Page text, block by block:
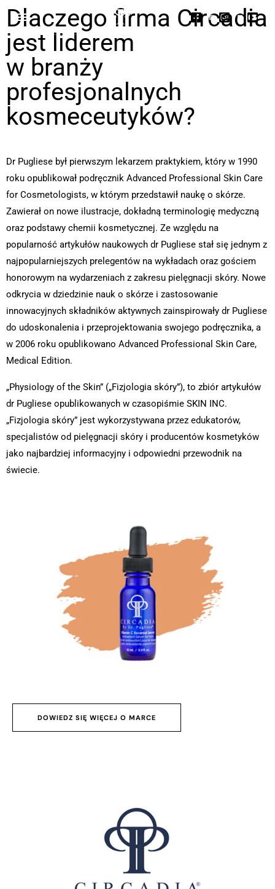
Dlaczego firma Circadia
jest liderem
w branży
profesjonalnych
kosmeceutyków?
Dr Pugliese był pierwszym lekarzem praktykiem, który w 1990
roku opublikował podręcznik Advanced Professional Skin Care
for Cosmetologists, w którym przedstawił naukę o skórze.
Zawierał on nowe ilustracje, dokładną terminologię medyczną
oraz podstawy chemii kosmetycznej. Ze względu na
popularność artykułów naukowych dr Pugliese stał się jednym z
najpopularniejszych prelegentów na wykładach oraz gościem
honorowym na wydarzeniach z zakresu pielęgnacji skóry. Nowe
odkrycia w dziedzinie nauk o skórze i zastosowanie
innowacyjnych składników aktywnych zainspirowały dr Pugliese
do udoskonalenia i przeprojektowania swojego podręcznika, a
w 2006 roku opublikowano Advanced Professional Skin Care,
Medical Edition.
„Physiology of the Skin” („Fizjologia skóry”), to zbiór artykułów
dr Pugliese opublikowanych w czasopiśmie SKIN INC.
„Fizjologia skóry” jest wykorzystywana przez edukatorów,
specjalistów od pielęgnacji skóry i producentów kosmetyków
jako najbardziej informacyjny i odpowiedni przewodnik na
świecie.
DOWIEDZ SIĘ WIĘCEJ O MARCE